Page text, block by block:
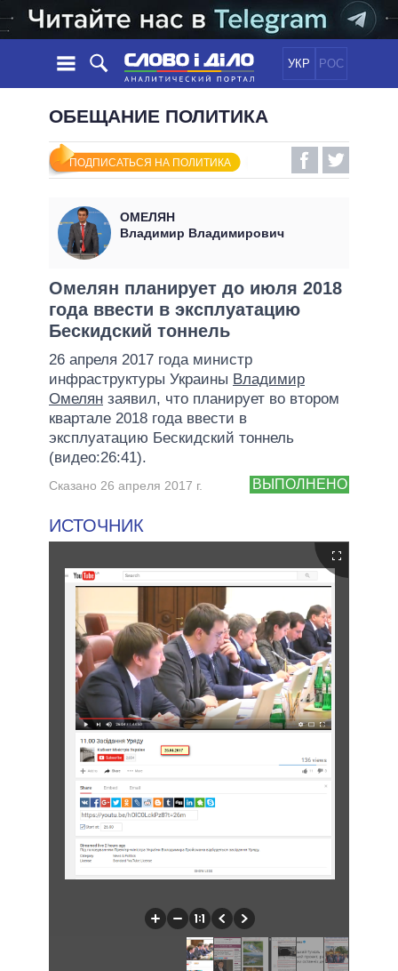
УКР РОС
НОВОСТИ
ЛЕНТА
СОБЫТИЯ
СТАТЬИ
МНЕНИЯ
ОБЗОРЫ
ДАЙДЖЕСТЫ
ПОЛИТИКА
ЭКОНОМИКА
МИР
ОБЕЩАНИЯ
ВСЕ ПОЛИТИКИ
ПРЕЗИДЕНТ И ОФИС
ВЕРХОВНАЯ РАДА
КАБИНЕТ МИНИСТРОВ
ГЛАВЫ ОБЛАДМИНИСТРАЦИЙ
МЭРЫ
ВСЕ ПЕРСОНЫ
ИНФОГРАФИКА
ПОДДЕРЖАТЬ
ОБЕЩАНИЕ ПОЛИТИКА
ПОДПИСАТЬСЯ НА ПОЛИТИКА
ОМЕЛЯН
Владимир Владимирович
Омелян планирует до июля 2018
года ввести в эксплуатацию
Бескидский тоннель
26 апреля 2017 года министр
инфраструктуры Украины Владимир
Омелян заявил, что планирует во втором
квартале 2018 года ввести в
эксплуатацию Бескидский тоннель
(видео:26:41).
ВЫПОЛНЕНО
Сказано 26 апреля 2017 г.
ИСТОЧНИК